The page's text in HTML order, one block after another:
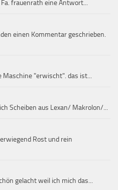
frauenrath eine Antwort...
einen Kommentar geschrieben.
Maschine "erwischt". das ist...
Scheiben aus Lexan/ Makrolon/...
Rost und rein
gelacht weil ich mich das...